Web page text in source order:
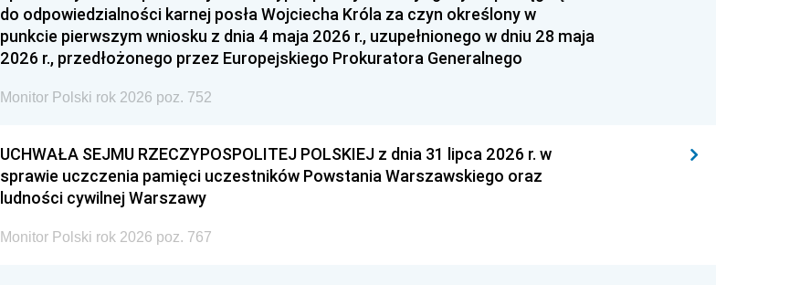
do odpowiedzialności karnej posła Wojciecha Króla za czyn określony w
punkcie pierwszym wniosku z dnia 4 maja 2026 r., uzupełnionego w dniu 28 maja
2026 r., przedłożonego przez Europejskiego Prokuratora Generalnego
Monitor Polski rok 2026 poz. 752
UCHWAŁA SEJMU RZECZYPOSPOLITEJ POLSKIEJ z dnia 31 lipca 2026 r. w
sprawie uczczenia pamięci uczestników Powstania Warszawskiego oraz
ludności cywilnej Warszawy
Monitor Polski rok 2026 poz. 767